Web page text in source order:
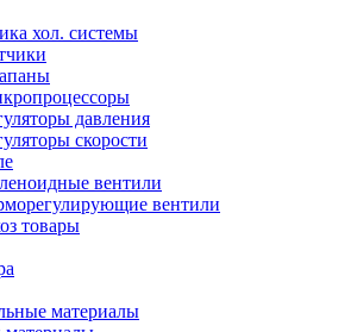
хол. системы
давления
скорости
вентили
вентили
товары
материалы